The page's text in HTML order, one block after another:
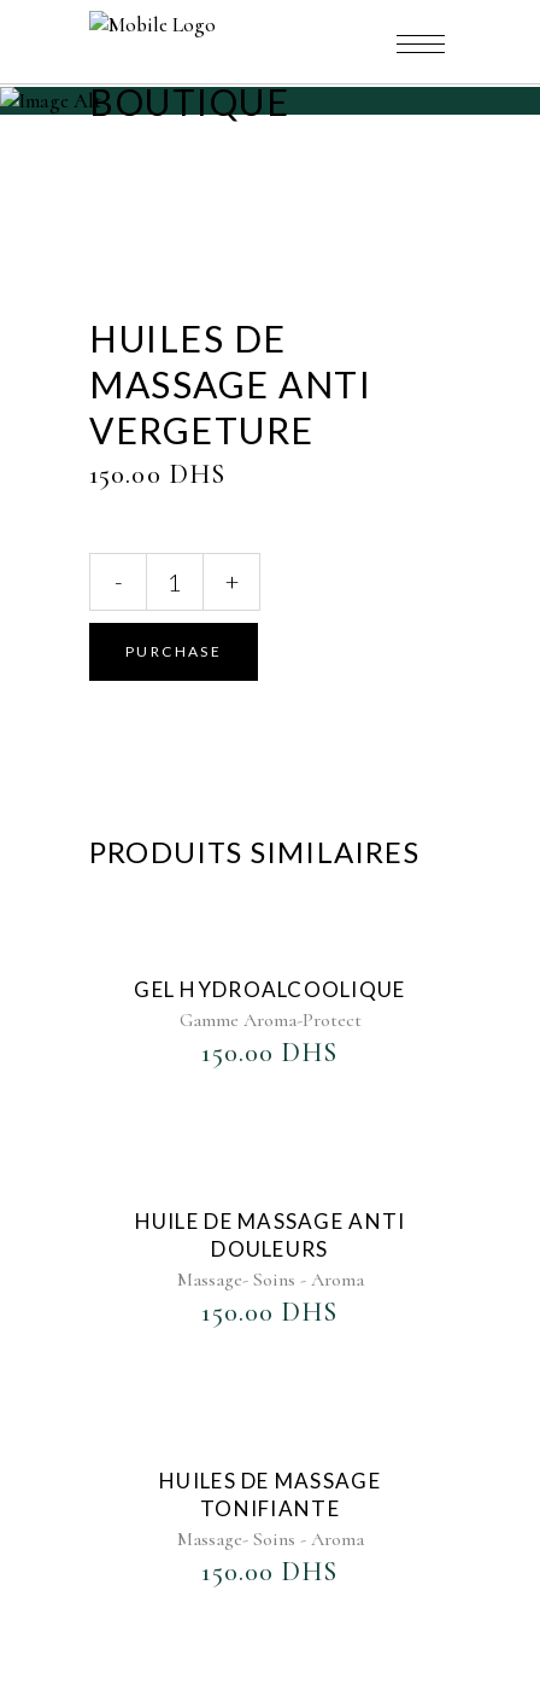
BOUTIQUE
HUILES DE
MASSAGE ANTI
VERGETURE
150.00 DHS
Massage
vergeture
- +
PURCHASE
PRODUITS SIMILAIRES
GEL HYDROALCOOLIQUE
Gamme Aroma-Protect
150.00 DHS
HUILE DE MASSAGE ANTI
DOULEURS
Massage- Soins - Aroma
150.00 DHS
HUILES DE MASSAGE
TONIFIANTE
Massage- Soins - Aroma
150.00 DHS